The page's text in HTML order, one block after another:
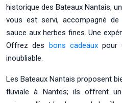
historique des Bateaux Nantais,
vous est servi, accompagné
sauce aux herbes fines. Une
Offrez des bons cadeauxpour
inoubliable.
Les Bateaux Nantais proposent
fluviale à Nantes; ils offrent